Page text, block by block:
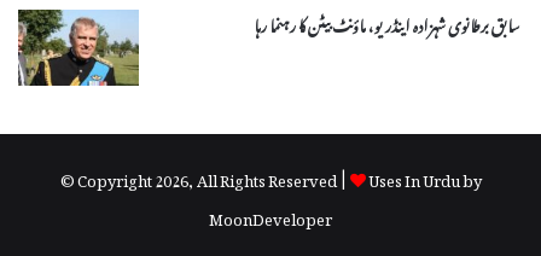
سابق برطانوی شہزادہ اینڈریو، ماؤنٹ بیٹن کا رہنما رہا
© Copyright 2026, All Rights Reserved |
Uses In Urdu by
MoonDeveloper